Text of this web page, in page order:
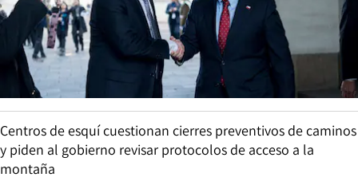
Centros de esquí cuestionan cierres preventivos de caminos
y piden al gobierno revisar protocolos de acceso a la
montaña